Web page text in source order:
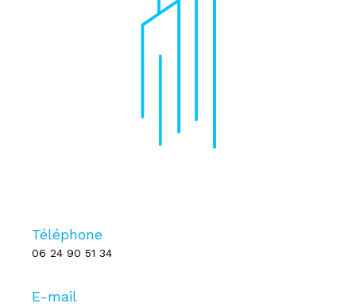
Téléphone
06 24 90 51 34
E-mail